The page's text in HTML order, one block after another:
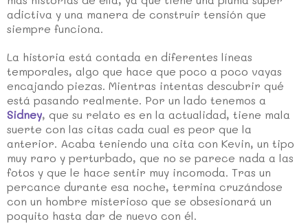
adictiva y una manera de construir tensión que
siempre funciona.
La historia está contada en diferentes líneas
temporales, algo que hace que poco a poco vayas
encajando piezas. Mientras intentas descubrir qué
está pasando realmente. Por un lado tenemos a
Sidney, que su relato es en la actualidad, tiene mala
suerte con las citas cada cual es peor que la
anterior. Acaba teniendo una cita con Kevin, un tipo
muy raro y perturbado, que no se parece nada a las
fotos y que le hace sentir muy incomoda. Tras un
percance durante esa noche, termina cruzándose
con un hombre misterioso que se obsesionará un
poquito hasta dar de nuevo con él.